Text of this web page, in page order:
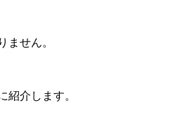
ません。
介します。